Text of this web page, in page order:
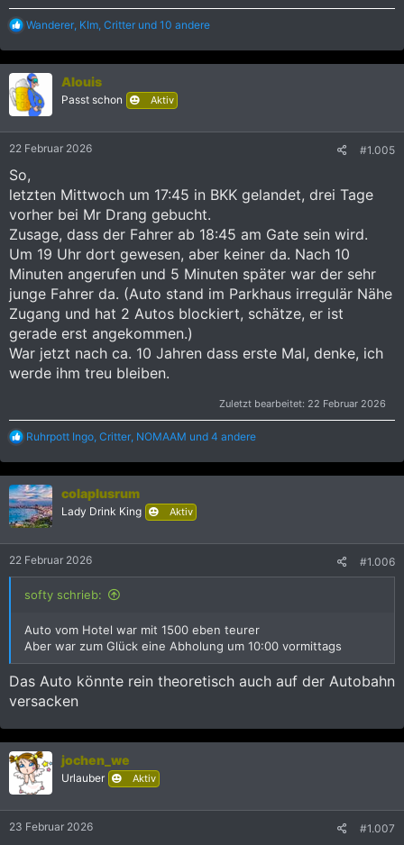
R
a
k
t
i
o
n
Wanderer, KIm, Critter und 10 andere
Alouis
Passt schon Aktiv
22 Februar 2026 #1.005
So,
letzten Mittwoch um 17:45 in BKK gelandet, drei Tage
vorher bei Mr Drang gebucht.
Zusage, dass der Fahrer ab 18:45 am Gate sein wird.
Um 19 Uhr dort gewesen, aber keiner da. Nach 10
Minuten angerufen und 5 Minuten später war der sehr
junge Fahrer da. (Auto stand im Parkhaus irregulär Nähe
Zugang und hat 2 Autos blockiert, schätze, er ist
gerade erst angekommen.)
War jetzt nach ca. 10 Jahren dass erste Mal, denke, ich
werde ihm treu bleiben.
Zuletzt bearbeitet: 22 Februar 2026
R
a
k
t
i
o
n
:
Ruhrpott Ingo Critter NOMAAM und 4 andere
colaplusrum
Lady Drink King Aktiv
22 Februar 2026 #1.006
softy schrieb:
Auto vom Hotel war mit 1500 eben teurer
Aber war zum Glück eine Abholung um 10:00 vormittags
Das Auto könnte rein theoretisch auch auf der Autobahn
versacken
jochen_we
Urlauber Aktiv
23 Februar 2026 #1.007